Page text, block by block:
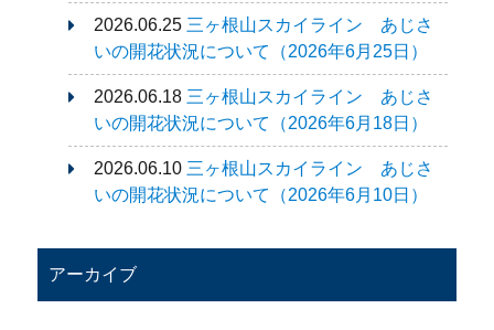
2026.06.25 三ヶ根山スカイライン あじさ
いの開花状況について（2026年6月25日）
2026.06.18 三ヶ根山スカイライン あじさ
いの開花状況について（2026年6月18日）
2026.06.10 三ヶ根山スカイライン あじさ
いの開花状況について（2026年6月10日）
アーカイブ